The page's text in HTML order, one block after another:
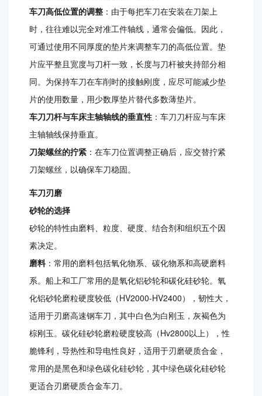
车刀高低位置的调整 ：由于每把车刀在安装在刀架上
时，往往难以完全对准工件轴线，通常会偏低。因此，
可通过使用不同厚度的垫片来调整车刀的高低位置。垫
片应平整且宽度与刀杆一致，长度与刀杆被夹持部分相
同。为保持车刀在车削时的接触刚度，应尽可能减少垫
片的使用数量，用少数厚垫片替代多数薄垫片。
车刀刀杆与车床主轴轴线的垂直性 ：车刀刀杆应与车床
主轴轴线保持垂直。
刀架螺丝的拧紧 ：在车刀位置调整正确后，应交替拧紧
刀架螺丝，以确保车刀稳固。
车刀刃磨
砂轮的选择
砂轮的特性由磨料、粒度、硬度、结合剂和组织五个因
素决定。
磨料：常用的磨料包括氧化物系、碳化物系和高硬磨料
系。船上和工厂常用的是氧化铝砂轮和碳化硅砂轮。氧
化铝砂轮磨粒硬度较低（HV2000-HV2400），韧性大，
适用于刃磨高速钢车刀，其中白色为白刚玉，灰褐色为
棕刚玉。碳化硅砂轮磨粒硬度较高（Hv2800以上），性
脆锋利，导热性和导电性良好，适用于刃磨硬质合金，
常用的是黑色和绿色碳化硅砂轮，其中绿色碳化硅砂轮
更适合刃磨硬质合金车刀。